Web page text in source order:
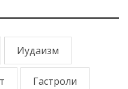
Иудаизм
Гастроли